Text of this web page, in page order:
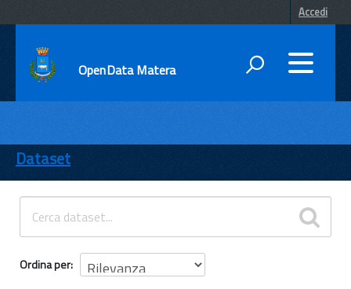
Accedi
OpenData Matera
ENTI
TEMI
INFORMAZIONI
Dataset
Ordina per